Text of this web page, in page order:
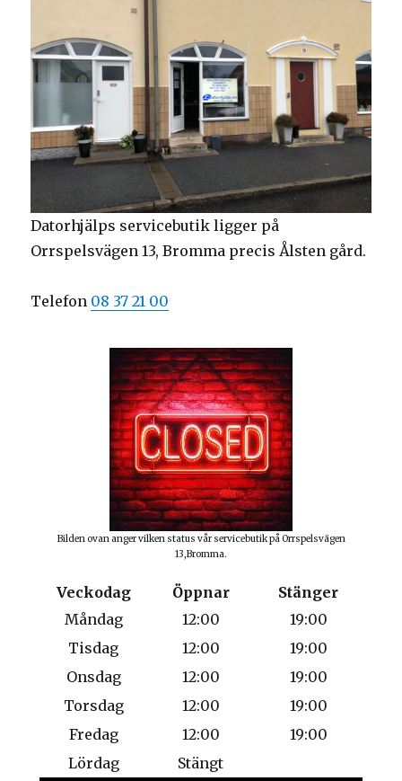
Datorhjälps servicebutik ligger på
Orrspelsvägen 13, Bromma precis Ålsten gård.
Telefon 08 37 21 00
Bilden ovan anger vilken status vår servicebutik på Orrspelsvägen
13,Bromma.
Veckodag Öppnar
Stänger
Måndag
12:00
19:00
Tisdag
12:00
19:00
Onsdag
12:00
19:00
Torsdag
12:00
19:00
Fredag
12:00
19:00
Lördag
Stängt